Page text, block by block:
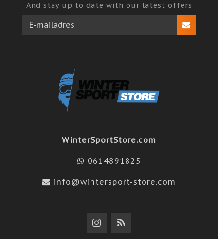
And stay up to date with our latest offers
WinterSportStore.com
0614891825
info@wintersport-store.com